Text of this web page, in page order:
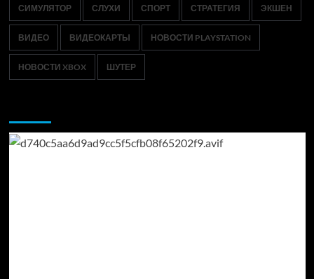
СИМУЛЯТОР СЛУХИ СПОРТ СТРАТЕГИЯ ЭКШЕН
ВИДЕО ВИДЕОКАРТЫ НОВОСТИ PLAYSTATION
НОВОСТИ XBOX ШУТЕР